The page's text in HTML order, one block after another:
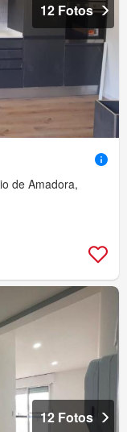
12 Fotos
de Amadora,
12 Fotos